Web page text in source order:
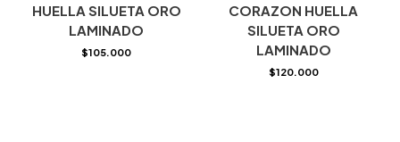
HUELLA SILUETA ORO
LAMINADO
$105.000
CORAZON HUELLA
SILUETA ORO
LAMINADO
$120.000